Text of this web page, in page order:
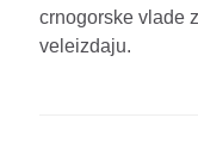
crnogorske vlade
veleizdaju.